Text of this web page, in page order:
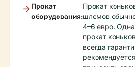
Прокат
оборудования:
Прокат
шлемов
4–6 евро.
прокат
всегда
рекомендуется